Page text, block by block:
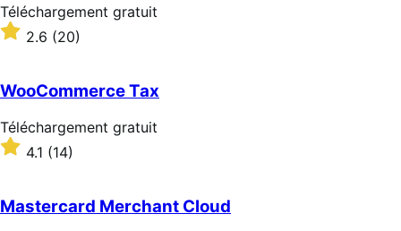
Téléchargement
gratuit
Téléchargement gratuit
Noté
5 étoiles
2.6 (20)
WooCommerce Tax
Téléchargement
gratuit
Téléchargement gratuit
Noté
4.1
5 étoiles
4.1 (14)
Mastercard Merchant Cloud